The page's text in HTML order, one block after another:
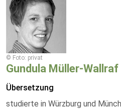
© Foto: privat
Gundula Müller-Wallraf
Übersetzung
studierte in Würzburg und